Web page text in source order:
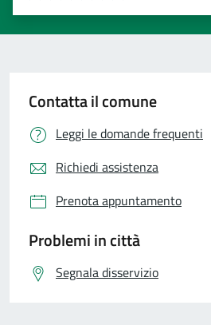
Valuta 5 stelle su 5
Valuta 4 stelle su 5
Valuta 3 stelle su 5
Valuta 2 stelle su 5
Valuta 1 stelle su 5
Contatta il comune
Leggi le domande frequenti
Richiedi assistenza
Prenota appuntamento
Problemi in città
Segnala disservizio